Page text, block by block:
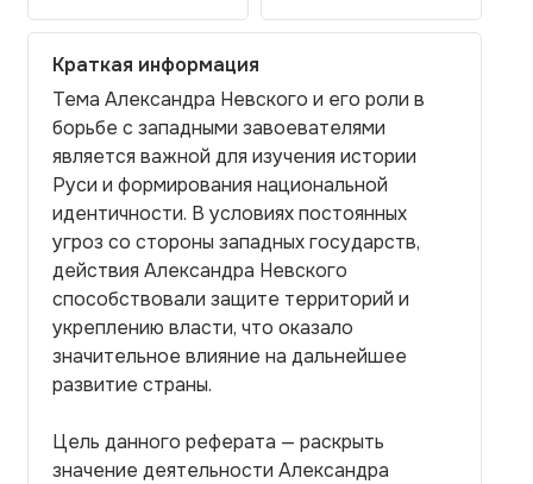
Краткая информация
Тема Александра Невского и его роли в
борьбе с западными завоевателями
является важной для изучения истории
Руси и формирования национальной
идентичности. В условиях постоянных
угроз со стороны западных государств,
действия Александра Невского
способствовали защите территорий и
укреплению власти, что оказало
значительное влияние на дальнейшее
развитие страны.
Цель данного реферата — раскрыть
значение деятельности Александра